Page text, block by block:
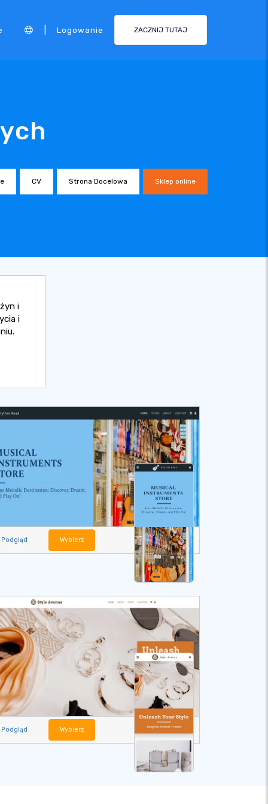
Logowanie ZACZNIJ TUTAJ
CV Strona Docelowa Sklep online
i
i
Podgląd Wybierz
Podgląd Wybierz